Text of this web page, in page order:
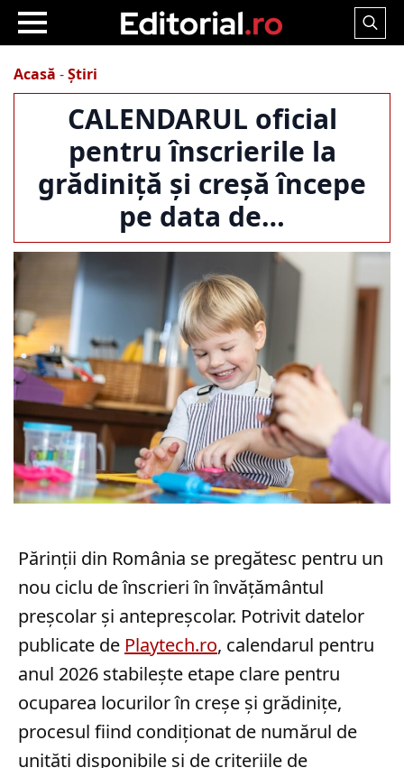
Search
Acasă -Știri
CALENDARUL oficial
pentru înscrierile la
grădiniță și creșă începe
pe data de…
Părinții din România se pregătesc pentru un
nou ciclu de înscrieri în învățământul
preșcolar și antepreșcolar. Potrivit datelor
publicate de Playtech.ro, calendarul pentru
anul 2026 stabilește etape clare pentru
ocuparea locurilor în creșe și grădinițe,
procesul fiind condiționat de numărul de
unități disponibile și de criteriile de